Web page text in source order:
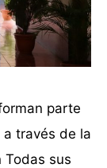
parte
través de la
Todas sus